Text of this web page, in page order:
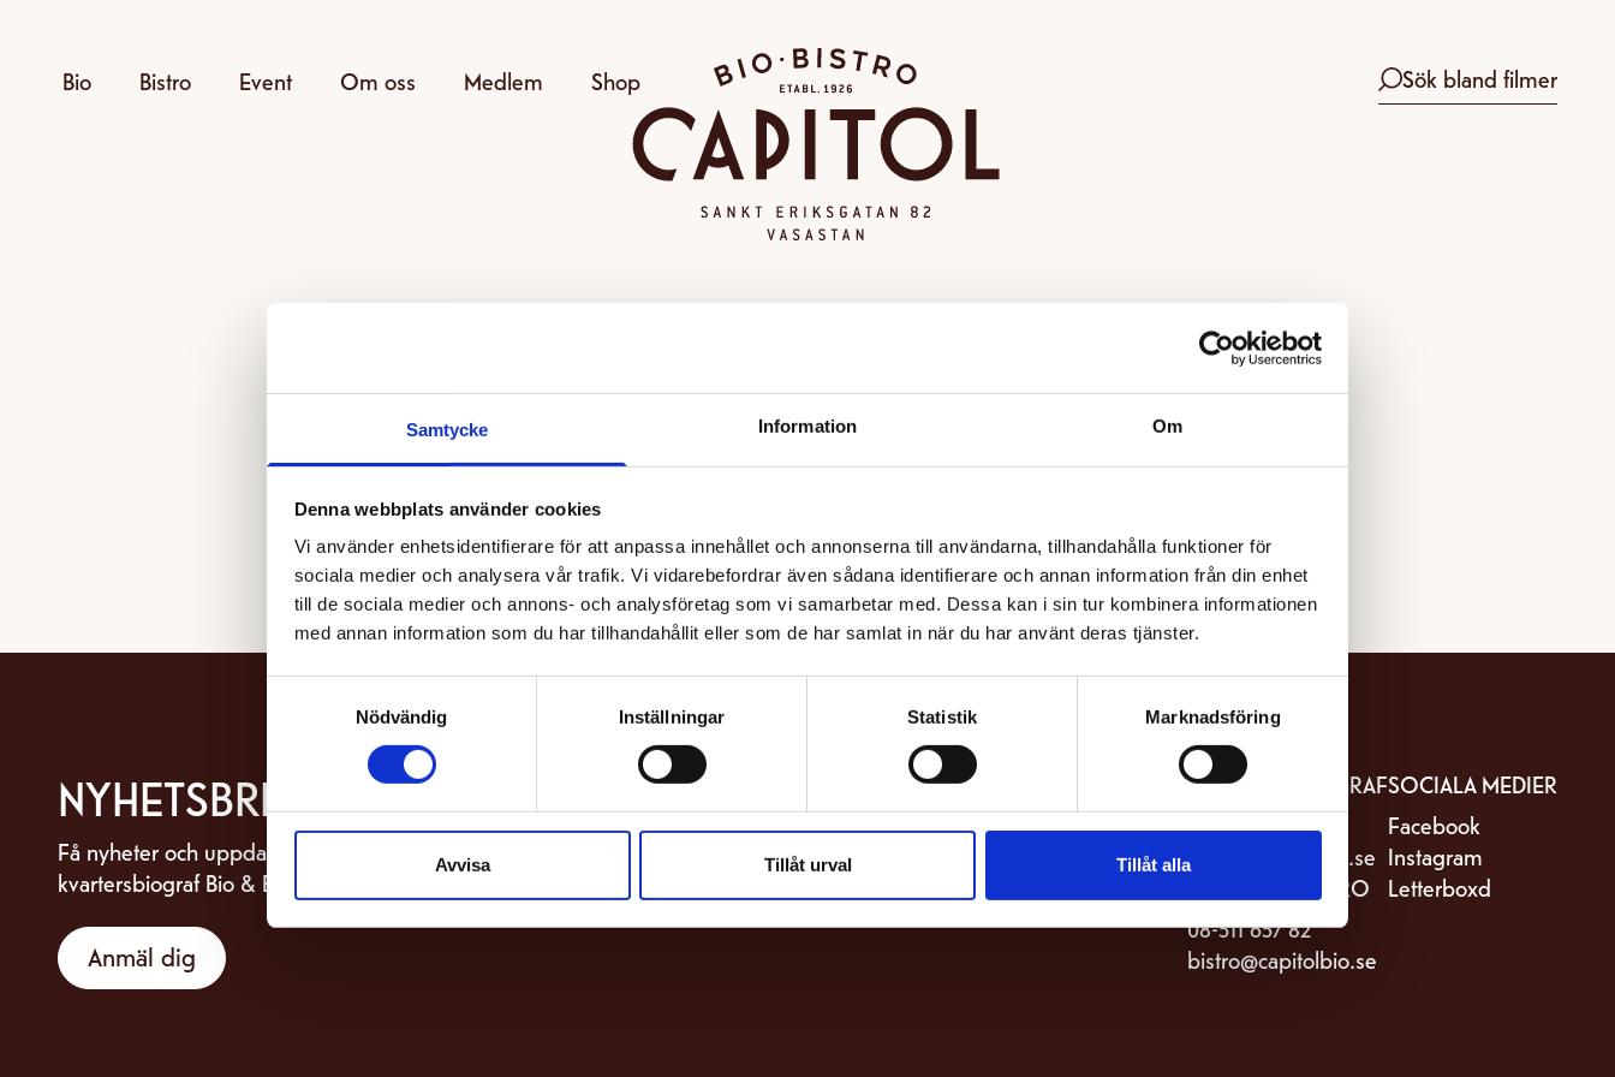
Samtycke Information Om
Denna webbplats använder cookies
Vi använder enhetsidentifierare för att anpassa innehållet och annonserna till användarna, tillhandahålla funktioner för
sociala medier och analysera vår trafik. Vi vidarebefordrar även sådana identifierare och annan information från din enhet
till de sociala medier och annons- och analysföretag som vi samarbetar med. Dessa kan i sin tur kombinera informationen
med annan information som du har tillhandahållit eller som de har samlat in när du har använt deras tjänster.
Nödvändig
Inställningar Statistik Marknadsföring
Avvisa Tillåt urval Tillåt alla
Bio Bistro Event Om oss Medlem Shop
Bio Capitol
Sök bland filmer
OGILTIG VISNING
Den valda visningen kunde inte hittas eller går inte längre att boka.
NYHETSBREV
Få nyheter och uppdateringar om din
kvartersbiograf Bio & Bistro Capitol.
Anmäl dig
Bio & Bistro Capitol
Sankt Eriksgatan 82
KONTAKTA BIOGRAF
08-511 657 81
kassa@capitolbio.se
KONTAKTA BISTRO
08-511 657 82
bistro@capitolbio.se
SOCIALA MEDIER
Facebook
Instagram
Letterboxd